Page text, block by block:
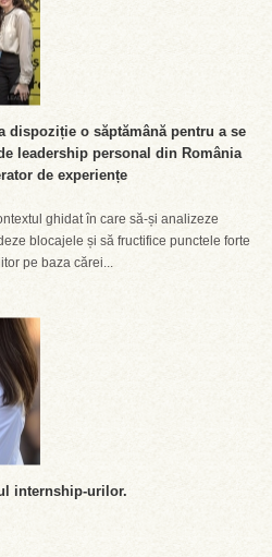
o săptămână pentru a se
leadership personal din România
de experiențe
ghidat în care să-și analizeze
blocajele și să fructifice punctele forte
pe baza cărei...
internship-urilor.